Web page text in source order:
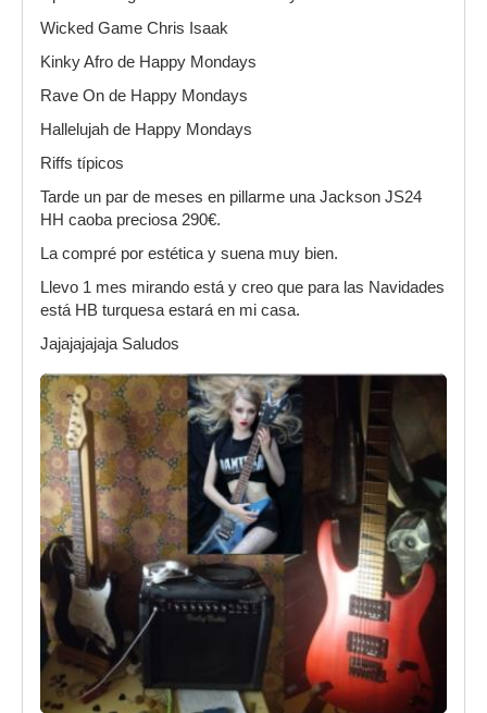
Wicked Game Chris Isaak
Kinky Afro de Happy Mondays
Rave On de Happy Mondays
Hallelujah de Happy Mondays
Riffs típicos
Tarde un par de meses en pillarme una Jackson JS24
HH caoba preciosa 290€.
La compré por estética y suena muy bien.
Llevo 1 mes mirando está y creo que para las Navidades
está HB turquesa estará en mi casa.
Jajajajajaja Saludos